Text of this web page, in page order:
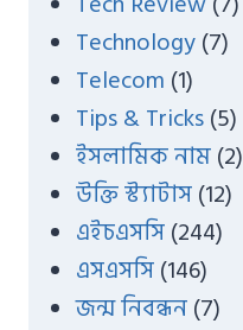
Technology(7)
Telecom (1)
Tips & Tricks(5)
ইসলামিক নাম(2)
উক্তি স্ট্যাটাস(12)
এইচএসসি(244)
এসএসসি(146)
জন্ম নিবন্ধন(7)